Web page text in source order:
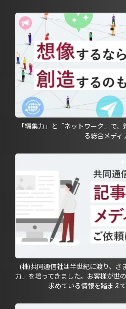
「編集力」と「ネットワーク」で
る総合メディ
(株)共同通信社は半世紀に渡り、さ
力」を培ってきました。お客様が世
求めている情報を踏まえ